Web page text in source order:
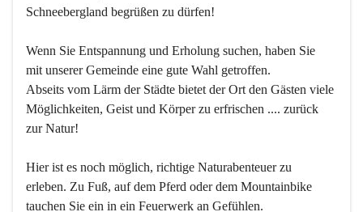
Schneebergland begrüßen zu dürfen!
Wenn Sie Entspannung und Erholung suchen, haben Sie
mit unserer Gemeinde eine gute Wahl getroffen.
Abseits vom Lärm der Städte bietet der Ort den Gästen viele
Möglichkeiten, Geist und Körper zu erfrischen .... zurück
zur Natur!
Hier ist es noch möglich, richtige Naturabenteuer zu
erleben. Zu Fuß, auf dem Pferd oder dem Mountainbike
tauchen Sie ein in ein Feuerwerk an Gefühlen.